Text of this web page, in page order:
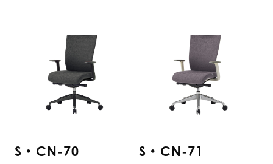
S・CN-70 S・CN-71